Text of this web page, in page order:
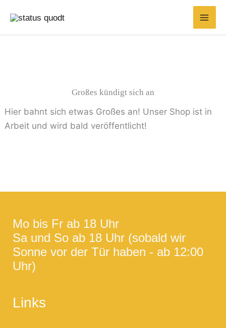
Inhalt
springen
Großes kündigt sich an
Hier bahnt sich etwas Großes an! Unser Shop ist in
Arbeit und wird bald veröffentlicht!
Mo bis Fr ab 18 Uhr
Sa und So ab 18 Uhr (sobald wir
Sonne vor der Tür haben - ab 12:00
Uhr)
Links